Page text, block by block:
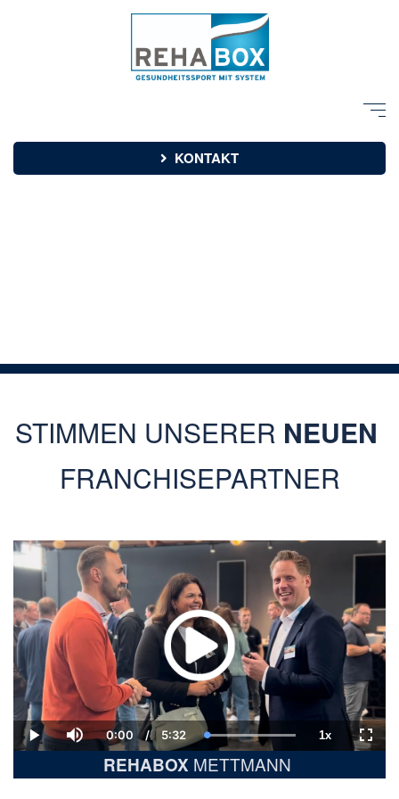
KONTAKT
STIMMEN UNSERER NEUEN
FRANCHISEPARTNER
Play Mute
Current
Time
0:00 / Duration
5:32 Loaded:
100.00%
1xPlayback
Rate
REHABOX METTMANN